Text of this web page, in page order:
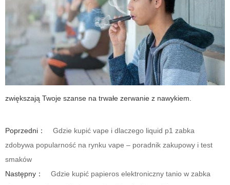
zwiększają Twoje szanse na trwałe zerwanie z nawykiem.
Poprzedni：
Gdzie kupić vape i dlaczego liquid p1 zabka
zdobywa popularność na rynku vape – poradnik zakupowy i test
smaków
Następny：
Gdzie kupić papieros elektroniczny tanio w zabka